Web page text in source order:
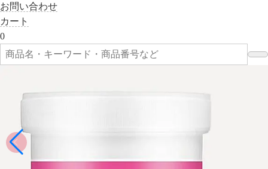
お問い合わせ
カート
0